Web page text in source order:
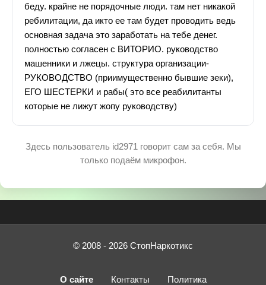
беду. крайне не порядочные люди. там нет никакой
ребилитации, да икто ее там будет проводить ведь
основная задача это заработать на тебе денег.
полностью согласен с ВИТОРИО. руководство
машенники и лжецы. структура организации-
РУКОВОДСТВО (приимущественно бывшие зеки),
ЕГО ШЕСТЕРКИ и рабы( это все реабилитанты
которые не лижут жопу руководству)
Здесь пользователь id2971 говорит сам за себя. Мы
только подаём микрофон.
© 2008 - 2026 СтопНаркотикс
О сайте Контакты Политика